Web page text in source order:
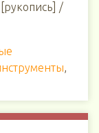
/
,